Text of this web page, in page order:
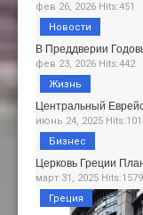
фев 26, 2026 Hits:451
В Преддверии
фев 23, 2026 Hits:442
Новости
Центральный
июнь 24, 2025
Жизнь
Церковь Греции
март 31, 2025 Hits:1579
Бизнес
Греция